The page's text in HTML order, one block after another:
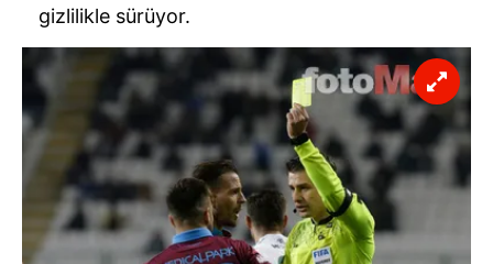
gizlilikle sürüyor.